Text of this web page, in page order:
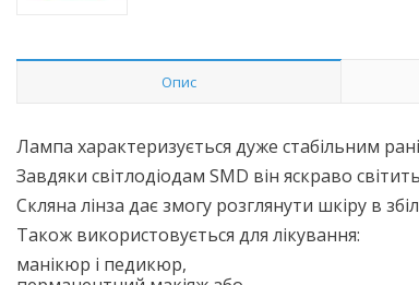
Опис
Лампа характеризується дуже стабільним
Завдяки світлодіодам SMD він яскраво
Скляна лінза дає змогу розглянути шкіру в
Також використовується для лікування:
манікюр і педикюр,